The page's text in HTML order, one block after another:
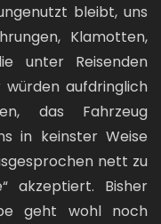
bleibt, uns
Klamotten,
unter Reisenden
würden aufdringlich
das Fahrzeug
in keinster Weise
nett zu
akzeptiert. Bisher
geht wohl noch